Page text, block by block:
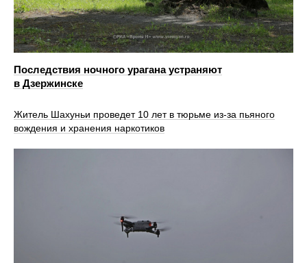
Последствия ночного урагана устраняют
в Дзержинске
Житель Шахуньи проведет 10 лет в тюрьме из-за пьяного
вождения и хранения наркотиков